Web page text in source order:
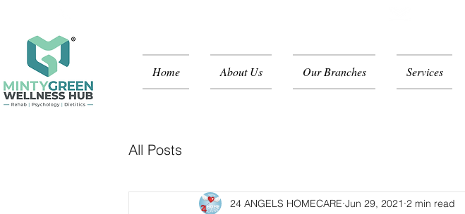
Home About Us Our Branches Services
All Posts
24 ANGELS HOMECARE Jun 29, 2021 2 min read